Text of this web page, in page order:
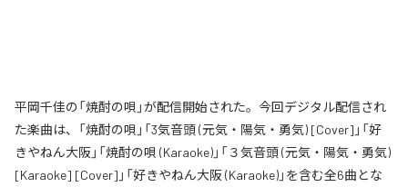
平岡千佳の「焼酎の唄」が配信開始された。今回デジタル配信され
た楽曲は、「焼酎の唄」「3気音頭 (元気・陽気・勇気) [Cover]」「好
きやねん大阪」「焼酎の唄 (Karaoke)」「３気音頭 (元気・陽気・勇気)
[Karaoke] [Cover]」「好きやねん大阪 (Karaoke)」を含む全6曲とな